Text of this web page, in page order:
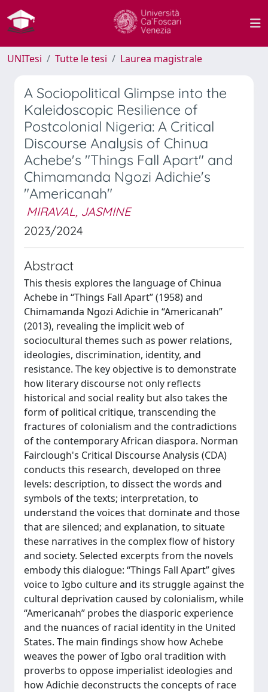
UNITesi Tutte le tesi Laurea magistrale
A Sociopolitical Glimpse into the
Kaleidoscopic Resilience of
Postcolonial Nigeria: A Critical
Discourse Analysis of Chinua
Achebe's "Things Fall Apart" and
Chimamanda Ngozi Adichie's
"Americanah"
MIRAVAL, JASMINE
2023/2024
Abstract
This thesis explores the language of Chinua
Achebe in “Things Fall Apart” (1958) and
Chimamanda Ngozi Adichie in “Americanah”
(2013), revealing the implicit web of
sociocultural themes such as power relations,
ideologies, discrimination, identity, and
resistance. The key objective is to demonstrate
how literary discourse not only reflects
historical and social reality but also takes the
form of political critique, transcending the
fractures of colonialism and the contradictions
of the contemporary African diaspora. Norman
Fairclough's Critical Discourse Analysis (CDA)
conducts this research, developed on three
levels: description, to dissect the words and
symbols of the texts; interpretation, to
understand the voices that dominate and those
that are silenced; and explanation, to situate
these narratives in the complex flow of history
and society. Selected excerpts from the novels
embody this dialogue: “Things Fall Apart” gives
voice to Igbo culture and its struggle against the
cultural deprivation caused by colonialism, while
“Americanah” probes the diasporic experience
and the nuances of racial identity in the United
States. The main findings show how Achebe
weaves the power of Igbo oral tradition with
proverbs to oppose imperialist ideologies and
how Adichie deconstructs the concepts of race